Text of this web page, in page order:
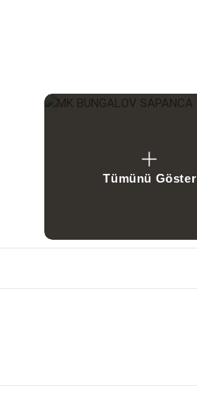
Tümünü Göster